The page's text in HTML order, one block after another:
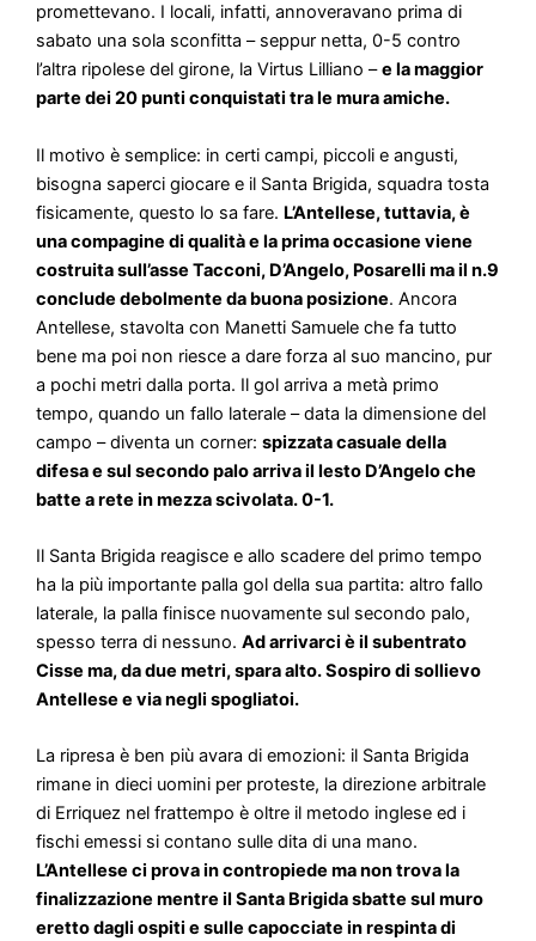
promettevano. I locali, infatti, annoveravano prima di
sabato una sola sconfitta – seppur netta, 0-5 contro
l’altra ripolese del girone, la Virtus Lilliano –e la maggior
parte dei 20 punti conquistati tra le mura amiche.
Il motivo è semplice: in certi campi, piccoli e angusti,
bisogna saperci giocare e il Santa Brigida, squadra tosta
fisicamente, questo lo sa fare. L’Antellese, tuttavia, è
una compagine di qualità e la prima occasione viene
costruita sull’asse Tacconi, D’Angelo, Posarelli ma il n.9
conclude debolmente da buona posizione. Ancora
Antellese, stavolta con Manetti Samuele che fa tutto
bene ma poi non riesce a dare forza al suo mancino, pur
a pochi metri dalla porta. Il gol arriva a metà primo
tempo, quando un fallo laterale – data la dimensione del
campo – diventa un corner: spizzata casuale della
difesa e sul secondo palo arriva il lesto D’Angelo che
batte a rete in mezza scivolata. 0-1.
Il Santa Brigida reagisce e allo scadere del primo tempo
ha la più importante palla gol della sua partita: altro fallo
laterale, la palla finisce nuovamente sul secondo palo,
spesso terra di nessuno. Ad arrivarci è il subentrato
Cisse ma, da due metri, spara alto. Sospiro di sollievo
Antellese e via negli spogliatoi.
La ripresa è ben più avara di emozioni: il Santa Brigida
rimane in dieci uomini per proteste, la direzione arbitrale
di Erriquez nel frattempo è oltre il metodo inglese ed i
fischi emessi si contano sulle dita di una mano.
L’Antellese ci prova in contropiede ma non trova la
finalizzazione mentre il Santa Brigida sbatte sul muro
eretto dagli ospiti e sulle capocciate in respinta di